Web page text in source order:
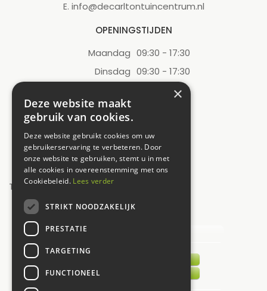
E. info@decarltontuincentrum.nl
OPENINGSTIJDEN
Maandag 09:30 - 17:30
Dinsdag 09:30 - 17:30
09:30 - 17:30
Donderdag
Zaterdag 09:00 - 17:00
Zondag
12:00 - 17:00
Toon alle openingstijden
UW MENING TELT!
×
Deze website maakt
gebruik van cookies.
Deze website gebruikt cookies om uw
gebruikerservaring te verbeteren. Door
onze website te gebruiken, stemt u in met
alle cookies in overeenstemming met ons
Cookiebeleid. Lees verder
STRIKT NOODZAKELIJK
PRESTATIE
TARGETING
FUNCTIONEEL